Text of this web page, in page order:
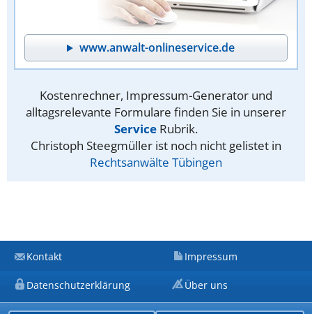
www.anwalt-onlineservice.de
Kostenrechner, Impressum-Generator und
alltagsrelevante Formulare finden Sie in unserer
Service Rubrik.
Christoph Steegmüller ist noch nicht gelistet in
Rechtsanwälte Tübingen
Kontakt Impressum
Datenschutzerklärung Über uns